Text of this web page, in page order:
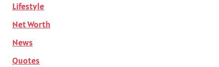
Lifestyle
Net Worth
News
Quotes